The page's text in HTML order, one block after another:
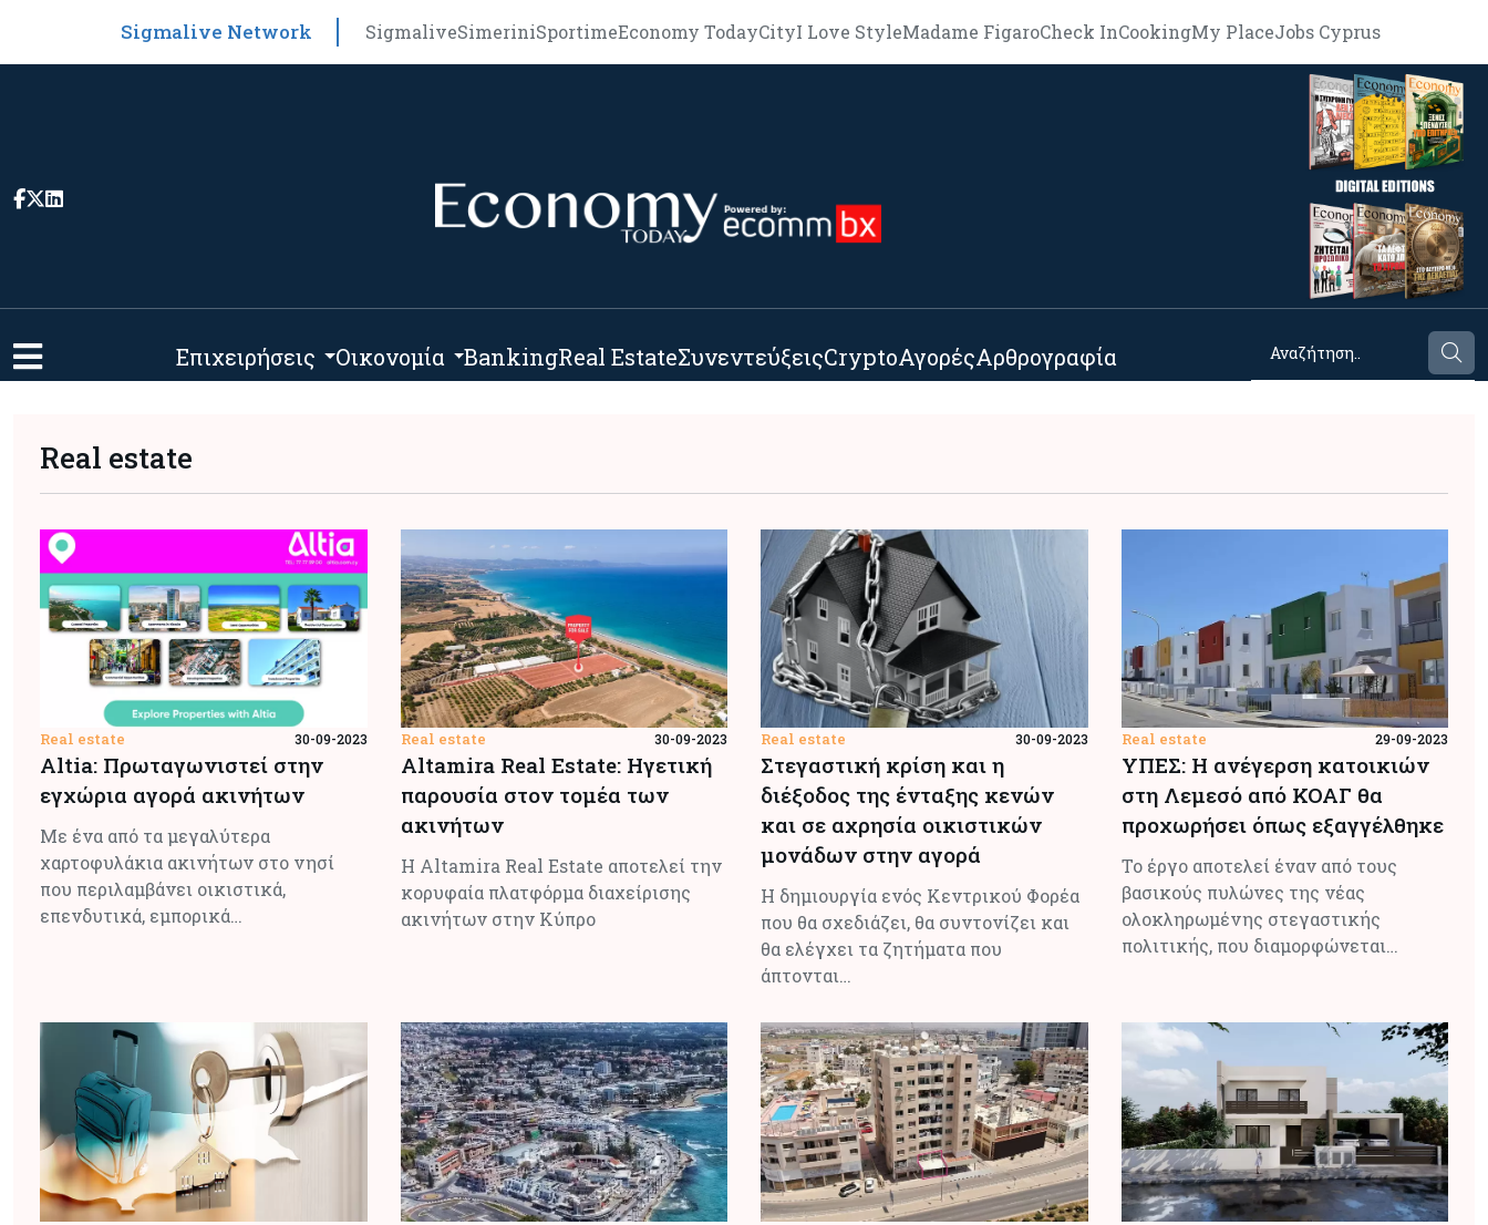
Sigmalive Network SigmaliveSimeriniSportimeEconomy TodayCityI Love StyleMadame FigaroCheck InCookingMy PlaceJobs Cyprus
Επιχειρήσεις Οικονομία BankingReal EstateΣυνεντεύξειςCryptoΑγορέςΑρθρογραφία
Real estate
Real estate 30-09-2023
Altia: Πρωταγωνιστεί στην
εγχώρια αγορά ακινήτων
Με ένα από τα μεγαλύτερα
χαρτοφυλάκια ακινήτων στο νησί
που περιλαμβάνει οικιστικά,
επενδυτικά, εμπορικά…
Real estate 30-09-2023
Altamira Real Estate: Ηγετική
παρουσία στον τομέα των
ακινήτων
Η Altamira Real Estate αποτελεί την
κορυφαία πλατφόρμα διαχείρισης
ακινήτων στην Κύπρο
Real estate 30-09-2023
Στεγαστική κρίση και η
διέξοδος της ένταξης κενών
και σε αχρησία οικιστικών
μονάδων στην αγορά
Η δημιουργία ενός Κεντρικού Φορέα
που θα σχεδιάζει, θα συντονίζει και
θα ελέγχει τα ζητήματα που
άπτονται…
Real estate 29-09-2023
ΥΠΕΣ: Η ανέγερση κατοικιών
στη Λεμεσό από ΚΟΑΓ θα
προχωρήσει όπως εξαγγέλθηκε
Το έργο αποτελεί έναν από τους
βασικούς πυλώνες της νέας
ολοκληρωμένης στεγαστικής
πολιτικής, που διαμορφώνεται…